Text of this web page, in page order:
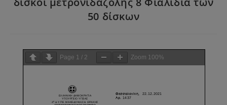
50 δίσκων
Page 1 / 2 Zoom 100%